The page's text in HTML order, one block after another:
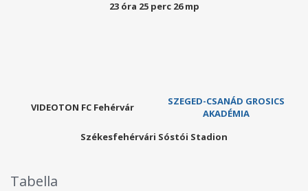
23 óra 25 perc 25 mp
VIDEOTON FC Fehérvár
SZEGED-CSANÁD GROSICS
AKADÉMIA
Székesfehérvári Sóstói Stadion
Tabella